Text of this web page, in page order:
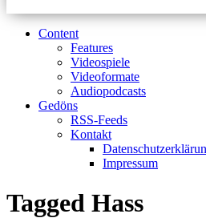
Content
Features
Videospiele
Videoformate
Audiopodcasts
Gedöns
RSS-Feeds
Kontakt
Impressum
Tagged Hass